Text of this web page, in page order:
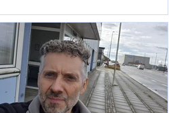
móttikin og tað eru vit sera glað fyri á BFI.
Tí halda vit áfram við samrøðunum, og á
tann hátt seta andlit á okkara fiski- og
sjóvinnu. Í Havkappum hesaferð, tosar
Ólavur í Geil við John Sigurd Danielsen,
sum siglir við Akraberg í
Barentshavinum. Hann er fabrikkari
umborð, og hevur silgt við Akrabergi í 20